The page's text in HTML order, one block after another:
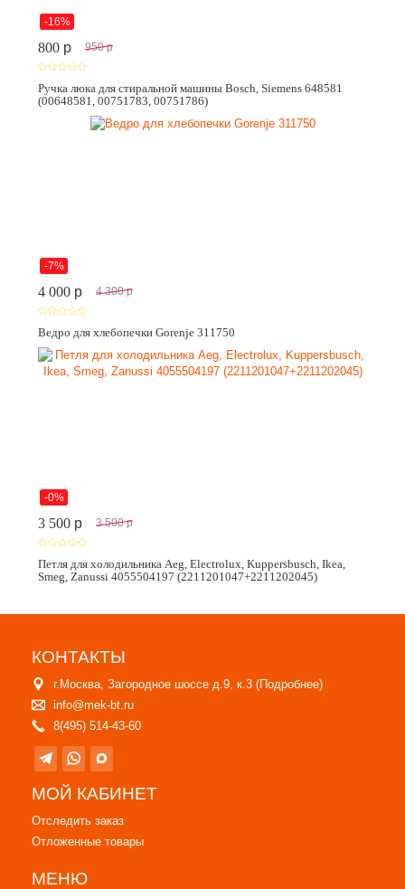
-16%
800 p 950 p
Ручка люка для стиральной машины Bosch, Siemens 648581
(00648581, 00751783, 00751786)
-7%
4 000 p 4 300 p
Ведро для хлебопечки Gorenje 311750
-0%
3 500 p 3 500 p
Петля для холодильника Aeg, Electrolux, Kuppersbusch, Ikea,
Smeg, Zanussi 4055504197 (2211201047+2211202045)
КОНТАКТЫ
г.Москва, Загородное шоссе д.9, к.3 (Подробнее)
info@mek-bt.ru
8(495) 514-43-60
МОЙ КАБИНЕТ
Отследить заказ
Отложенные товары
МЕНЮ